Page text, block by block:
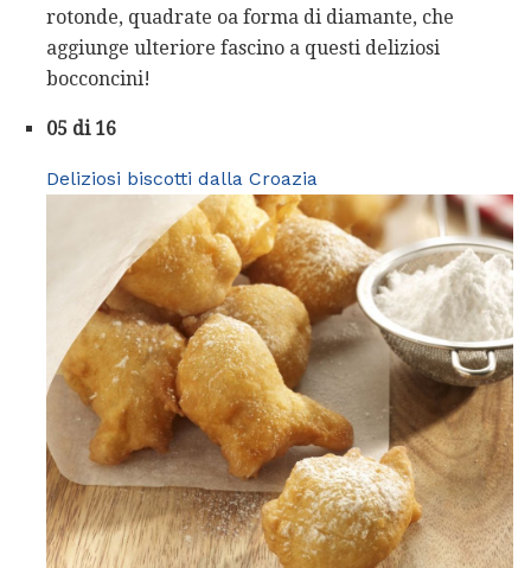
rotonde, quadrate oa forma di diamante, che
aggiunge ulteriore fascino a questi deliziosi
bocconcini!
05 di 16
Deliziosi biscotti dalla Croazia